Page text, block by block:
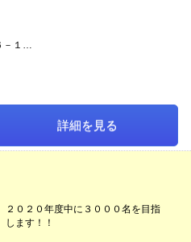
－１…
詳細を見る
２０２０年度中に３０００名を目指
します！！